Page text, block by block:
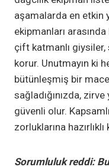
aşamalarda en etkin
ekipmanları
çift katmanlı
korur. Unutmayın ki
bütünleşmiş bir
sağladığınızda,
güvenli olur.
zorluklarına hazırlıklı
Sorumluluk reddi: